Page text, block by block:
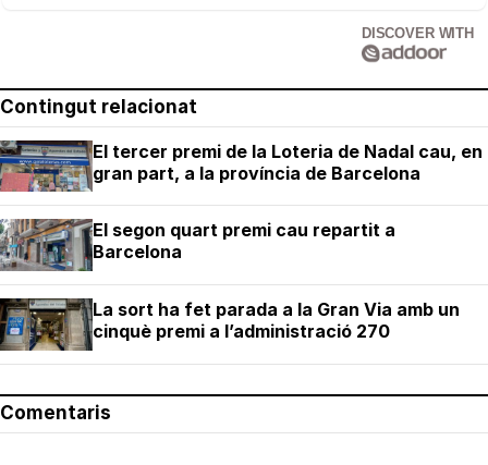
DISCOVER WITH
Contingut relacionat
El tercer premi de la Loteria de Nadal cau, en
gran part, a la província de Barcelona
El segon quart premi cau repartit a
Barcelona
La sort ha fet parada a la Gran Via amb un
cinquè premi a l’administració 270
Comentaris